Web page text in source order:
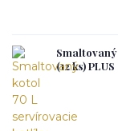
(12 ks)